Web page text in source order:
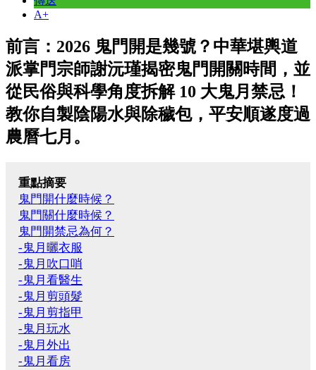
A+
前言：2026 鬼門開是幾號？中華堪輿道
派掌門宗師謝沅瑾揭密鬼門開關時間，並
從民俗與科學角度拆解 10 大鬼月禁忌！
教你自製陰陽水與除穢包，平安順遂度過
農曆七月。
重點摘要
鬼門開什麼時候？
鬼門關什麼時候？
鬼門開禁忌為何？
-鬼月曬衣服
-鬼月吹口哨
-鬼月看醫生
-鬼月剪頭髮
-鬼月剪指甲
-鬼月玩水
-鬼月外出
-鬼月看房